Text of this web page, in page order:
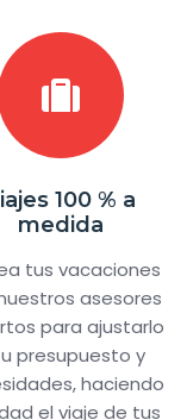
100 % a
medida
tus vacaciones
asesores
para ajustarlo
presupuesto y
haciendo
el viaje de tus